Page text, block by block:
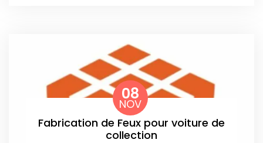
08
NOV
Fabrication de Feux pour voiture de
collection